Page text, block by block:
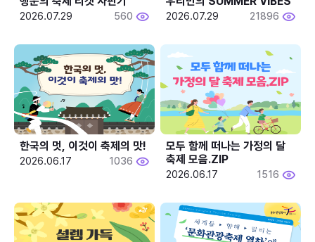
2026.07.29 560 2026.07.29 21896
한국의 멋, 이것이 축제의 맛!
2026.06.17 1036
모두 함께 떠나는 가정의 달
축제 모음.ZIP
2026.06.17 1516